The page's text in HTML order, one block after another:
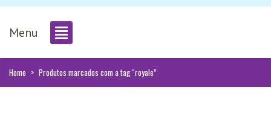
Menu
Home > Produtos marcados com a tag “royale”